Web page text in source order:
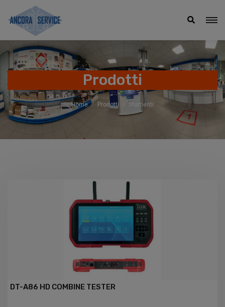
Prodotti
Home Prodotti Stumenti
DT-A86 HD COMBINE TESTER